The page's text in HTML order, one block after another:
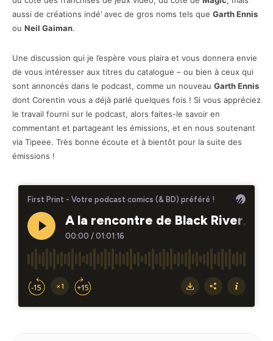
aussi de créations indé’ avec de gros noms tels que Garth Ennis
ou Neil Gaiman.
Une discussion qui je l’espère vous plaira et vous donnera envie
de vous intéresser aux titres du catalogue – ou bien à ceux qui
sont annoncés dans le podcast, comme un nouveau Garth Ennis
dont Corentin vous a déjà parlé quelques fois ! Si vous appréciez
le travail fourni sur le podcast, alors faites-le savoir en
commentant et partageant les émissions, et en nous soutenant
via Tipeee. Très bonne écoute et à bientôt pour la suite des
émissions !